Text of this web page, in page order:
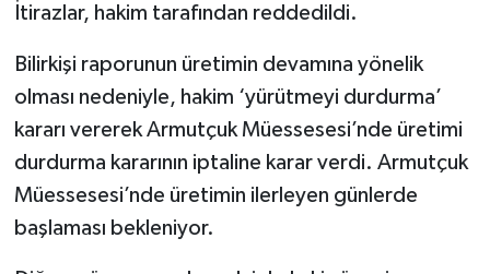
İtirazlar, hakim tarafından reddedildi.
Bilirkişi raporunun üretimin devamına yönelik
olması nedeniyle, hakim ‘yürütmeyi durdurma’
kararı vererek Armutçuk Müessesesi’nde üretimi
durdurma kararının iptaline karar verdi. Armutçuk
Müessesesi’nde üretimin ilerleyen günlerde
başlaması bekleniyor.